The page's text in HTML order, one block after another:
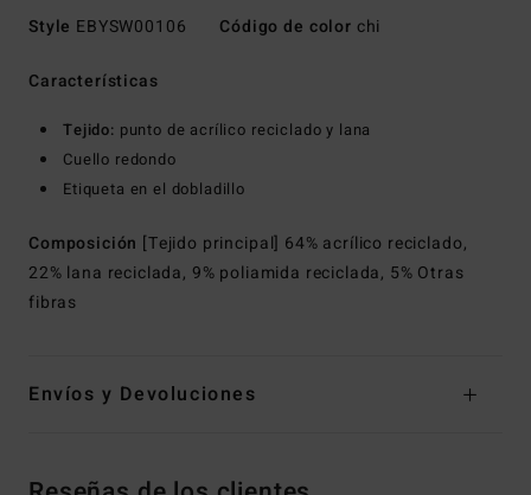
Style EBYSW00106 Código de color chi
Características
Tejido: punto de acrílico reciclado y lana
Cuello redondo
Etiqueta en el dobladillo
Composición [Tejido principal] 64% acrílico reciclado,
22% lana reciclada, 9% poliamida reciclada, 5% Otras
fibras
Envíos y Devoluciones